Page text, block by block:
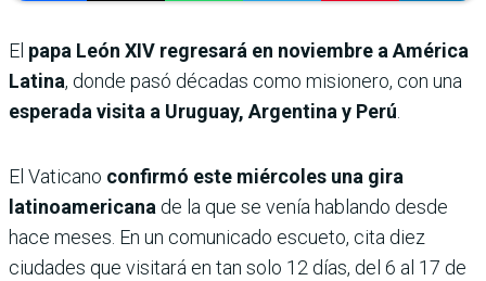
El papa León XIV regresará en noviembre a América
Latina, donde pasó décadas como misionero, con una
esperada visita a Uruguay, Argentina y Perú
El Vaticano confirmó este miércoles una gira
latinoamericana de la que se venía hablando desde
hace meses. En un comunicado escueto, cita diez
ciudades que visitará en tan solo 12 días, del 6 al 17 de